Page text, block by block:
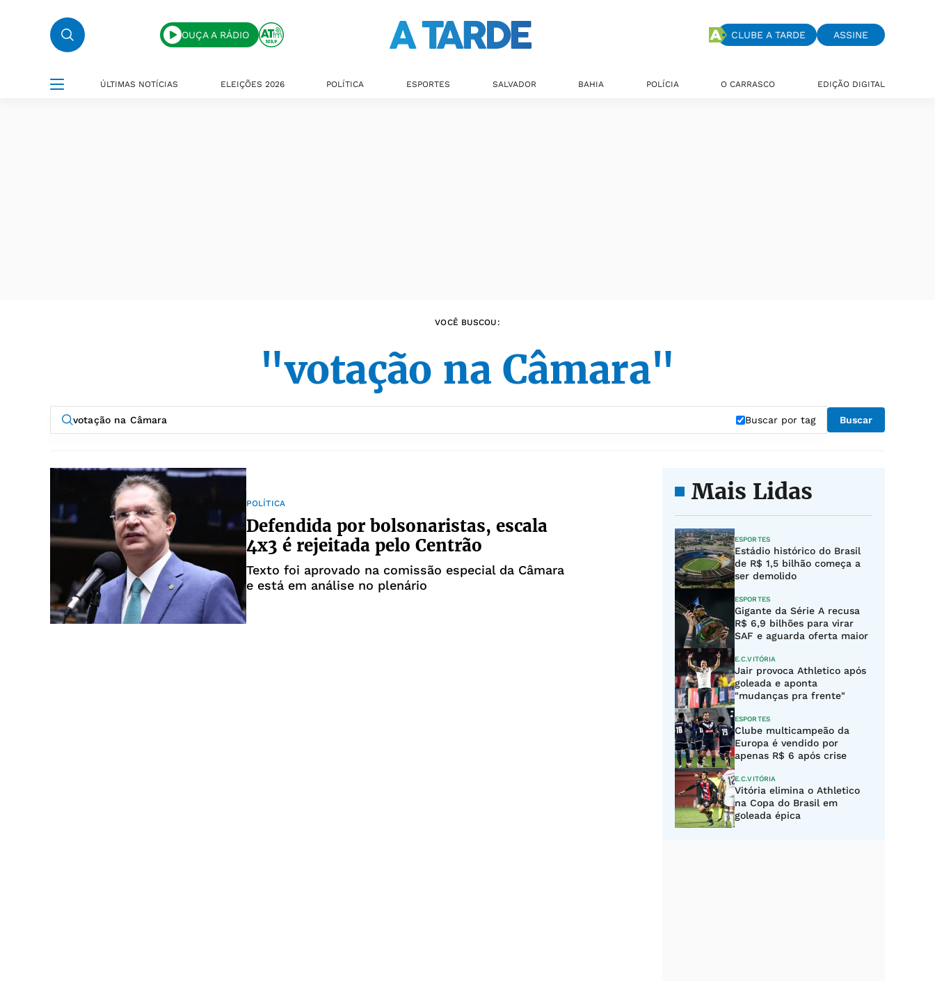
OUÇA A RÁDIO CLUBE A TARDE ASSINE
ÚLTIMAS NOTÍCIAS ELEIÇÕES 2026 POLÍTICA ESPORTES SALVADOR BAHIA POLÍCIA O CARRASCO EDIÇÃO DIGITAL
VOCÊ BUSCOU:
"votação na Câmara"
Buscar por tag Buscar
POLÍTICA
Defendida por bolsonaristas, escala
4x3 é rejeitada pelo Centrão
Texto foi aprovado na comissão especial da Câmara
e está em análise no plenário
Mais Lidas
ESPORTES
Estádio histórico do Brasil
de R$ 1,5 bilhão começa a
ser demolido
ESPORTES
Gigante da Série A recusa
R$ 6,9 bilhões para virar
SAF e aguarda oferta maior
E.C.VITÓRIA
Jair provoca Athletico após
goleada e aponta
"mudanças pra frente"
ESPORTES
Clube multicampeão da
Europa é vendido por
apenas R$ 6 após crise
E.C.VITÓRIA
Vitória elimina o Athletico
na Copa do Brasil em
goleada épica